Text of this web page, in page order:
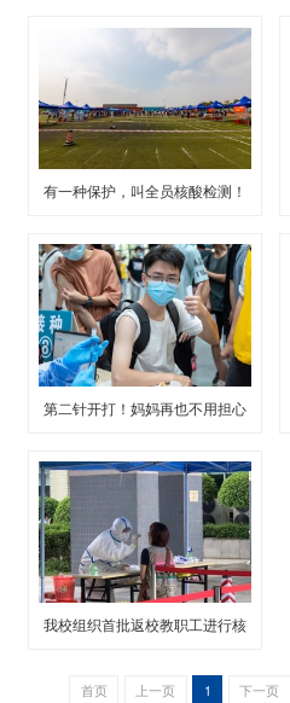
有一种保护，叫全员核酸检测！
第二针开打！妈妈再也不用担心
我校组织首批返校教职工进行核
首页 上一页 1 下一页